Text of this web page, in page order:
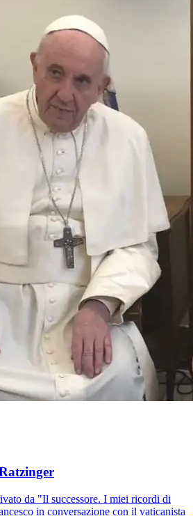
da "Il successore. I miei ricordi di
in conversazione con il vaticanista